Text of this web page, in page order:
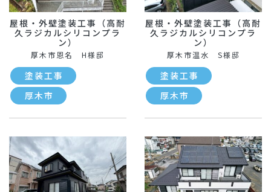
屋根・外壁塗装工事（高耐
久ラジカルシリコンプラ
ン）
厚木市恩名 H様邸
塗装工事
厚木市
屋根・外壁塗装工事（高耐
久ラジカルシリコンプラ
ン）
厚木市温水 S様邸
塗装工事
厚木市